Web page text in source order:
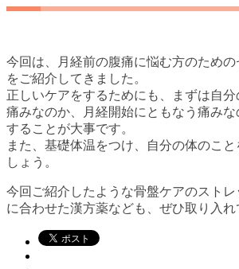
今回は、月経前の腹痛に悩む方のため
をご紹介してきました。
正しいケアをするためにも、まずは自
痛みなのか、月経開始にともなう痛み
することが大事です。
また、基礎体温をつけ、自分の体のこ
しょう。
今回ご紹介したような骨盤ケアのスト
に合わせた漢方薬なども、ぜひ取り入れ